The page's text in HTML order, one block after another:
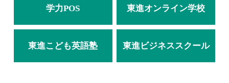
学力POS 東進オンライン学校
東進こども英語塾 東進ビジネススクール